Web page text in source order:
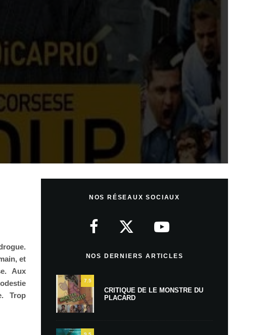
et
Aux
Trop
NOS RÉSEAUX SOCIAUX
NOS DERNIERS ARTICLES
7.5
CRITIQUE DE LE MONSTRE DU
PLACARD